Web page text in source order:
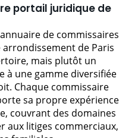
portail juridique de
de commissaires
arrondissement de Paris
mais plutôt un
à une gamme diversifiée
Chaque commissaire
sa propre expérience
couvrant des domaines
aux litiges commerciaux,